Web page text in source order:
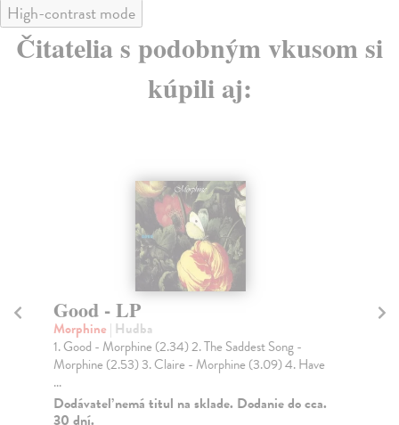
High-contrast mode
Čitatelia s podobným vkusom si
kúpili aj:
Good - LP
Morphine | Hudba
1. Good - Morphine (2.34) 2. The Saddest Song -
Morphine (2.53) 3. Claire - Morphine (3.09) 4. Have
...
Dodávateľ nemá titul na sklade. Dodanie do cca.
30 dní.